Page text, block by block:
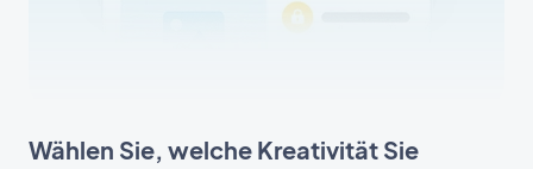
Wählen Sie, welche Kreativität Sie